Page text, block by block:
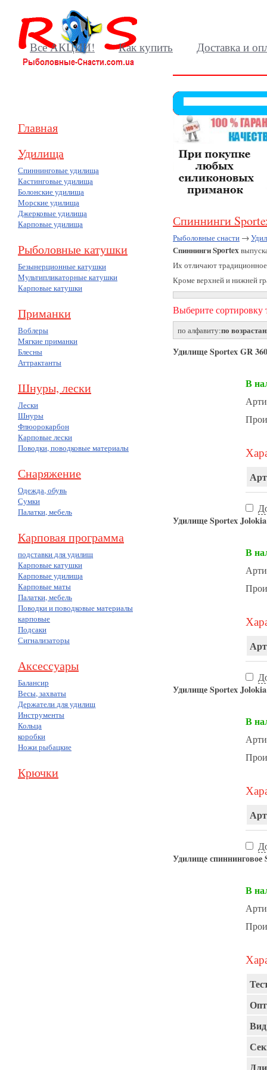
Все АКЦИИ! Как купить Доставка и
Главная
Удилища
Спиннинговые удилища
Кастинговые удилища
Болонские удилища
Морские удилища
Джерковые удилища
Карповые удилища
Рыболовные катушки
Безынерционные катушки
Мультипликаторные катушки
Карповые катушки
Приманки
Воблеры
Мягкие приманки
Блесны
Аттрактанты
Шнуры, лески
Лески
Шнуры
Флюорокарбон
Карповые лески
Поводки, поводковые материалы
Снаряжение
Одежда, обувь
Сумки
Палатки, мебель
Карповая программа
подставки для удилищ
Карповые катушки
Карповые удилища
Карповые маты
Палатки, мебель
Поводки и поводковые материалы
карповые
Подсаки
Сигнализаторы
Аксессуары
Балансир
Весы, захваты
Держатели для удилищ
Инструменты
Кольца
коробки
Ножи рыбацкие
Крючки
Спиннинги
Рыболовные снасти →
Спиннинги Sportex
Их отличают традиционное
Кроме верхней и нижней
Выберите сортировку
по алфавиту:по
Удилище Sportex GR
В
Удилище Sportex
В
Удилище Sportex
В
Удилище спиннинговое
В
Вид